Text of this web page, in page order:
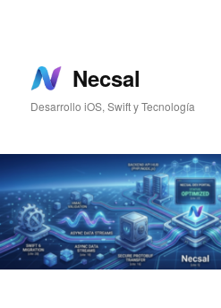
principal
Necsal
Desarrollo iOS, Swift y Tecnología